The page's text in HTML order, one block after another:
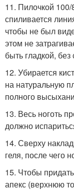
11. Пилочкой
спиливается
чтобы не был
этом не
быть гладкой, без
12. Убирается
на натуральную
полного
13. Весь ноготь
должно
14. Сверху
геля, после чего
15. Чтобы
апекс (верхнюю